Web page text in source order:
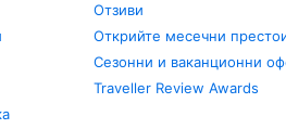
Отзиви
Открийте месечни
Сезонни и ваканционни
Traveller Review Awards